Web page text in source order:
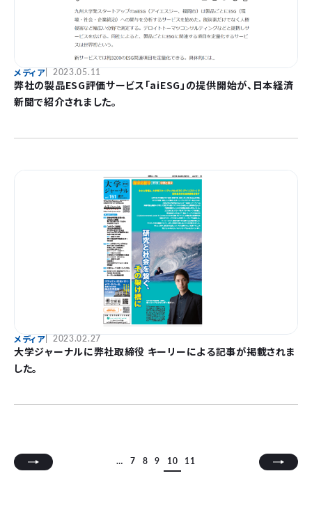
メディア 2023.05.11
弊社の製品ESG評価サービス「aiESG」の提供開始が、日本経済
新聞で紹介されました。
メディア 2023.02.27
大学ジャーナルに弊社取締役 キーリーによる記事が掲載されま
した。
… 7 8 9 10 11